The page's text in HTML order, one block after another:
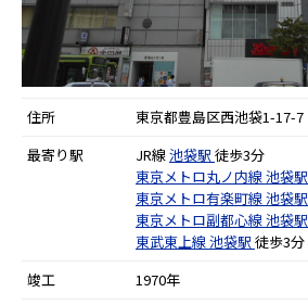
住所
東京都豊島区西池袋1-17-7
最寄り駅
JR線池袋駅 徒歩3分
東京メトロ丸ノ内線池袋駅
東京メトロ有楽町線池袋駅
東京メトロ副都心線池袋駅
東武東上線池袋駅 徒歩3分
竣工
1970年